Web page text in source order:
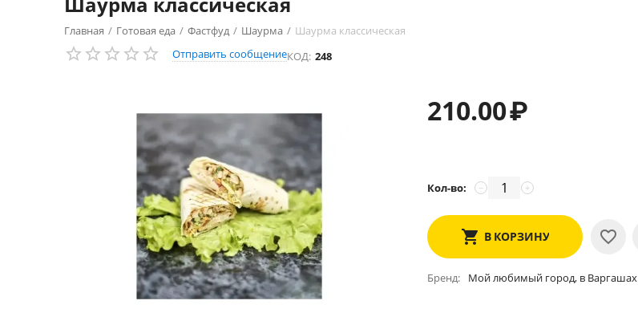
Главная / Готовая еда / Фастфуд / Шаурма / Шаурма классическая
Отправить сообщениеКОД: 248
210.00₽
Кол-во: +
−
В КОРЗИНУ
Бренд Мой любимый город, в Варгашах